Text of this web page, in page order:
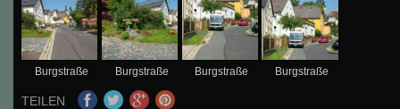
Burgstraße Burgstraße Burgstraße Burgstraße
TEILEN